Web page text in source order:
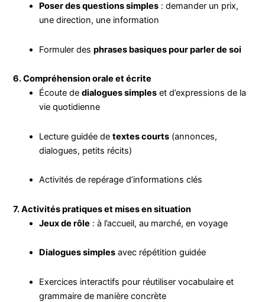
Poser des questions simples : demander un prix,
une direction, une information
Formuler desphrases basiques pour parler de soi
6. Compréhension orale et écrite
Écoute dedialogues simples et d’expressions de la
vie quotidienne
Lecture guidée detextes courts (annonces,
dialogues, petits récits)
Activités de repérage d’informations clés
7. Activités pratiques et mises en situation
Jeux de rôle : à l’accueil, au marché, en voyage
Dialogues simples avec répétition guidée
Exercices interactifs pour réutiliser vocabulaire et
grammaire de manière concrète